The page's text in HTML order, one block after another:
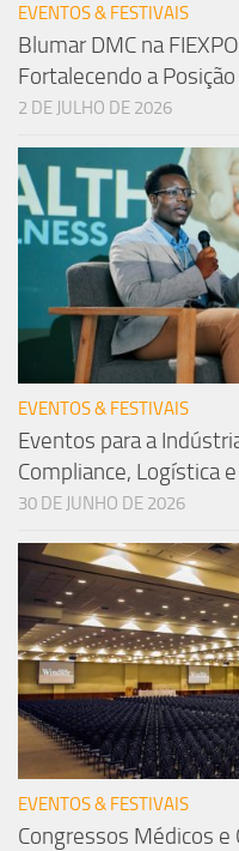
EVENTOS & FESTIVAIS
Blumar DMC na
Fortalecendo a
2 DE JULHO DE 2026
EVENTOS & FESTIVAIS
Eventos para a
Compliance, Logística
30 DE JUNHO DE 2026
EVENTOS & FESTIVAIS
Congressos Médicos e